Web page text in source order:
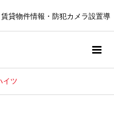
貸物件情報・防犯カメラ設置導
イツ